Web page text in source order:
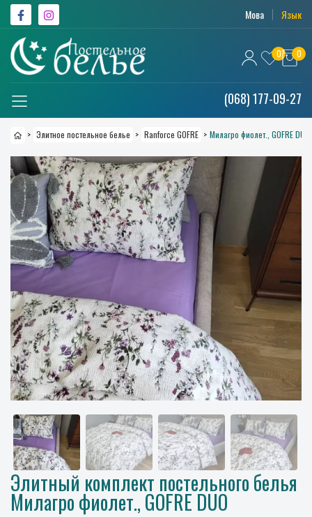
Мова Язык
0 0
(068) 177-09-27
> Элитное постельное белье > Ranforce GOFRE > Милагро фиолет., GOFRE DUO
Элитный комплект постельного белья
Милагро фиолет., GOFRE DUO